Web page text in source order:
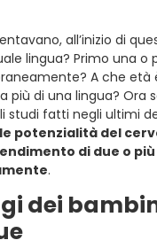
all’inizio di
lingua? Primo una o
A che età
più di una lingua? Ora
studi fatti negli ultimi
potenzialità del
di due o
.
dei